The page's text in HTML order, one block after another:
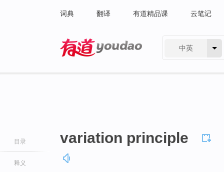
词典 翻译 有道精品课 云笔记
中英
目录
释义
variation principle